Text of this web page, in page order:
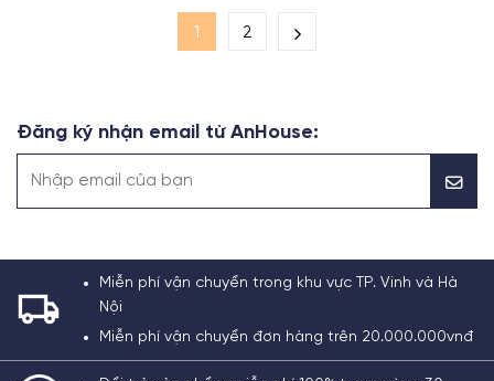
1 2
Đăng ký nhận email từ AnHouse:
Miễn phí vận chuyển trong khu vực TP. Vinh và Hà
Nội
Miễn phí vận chuyển đơn hàng trên 20.000.000vnđ